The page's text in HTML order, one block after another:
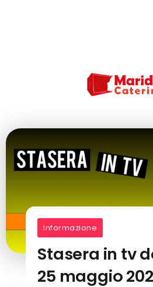
Informazione
Stasera in tv
25 maggio